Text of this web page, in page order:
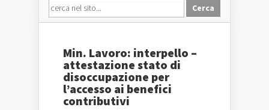
Min. Lavoro: interpello –
attestazione stato di
disoccupazione per
l’accesso ai benefici
contributivi